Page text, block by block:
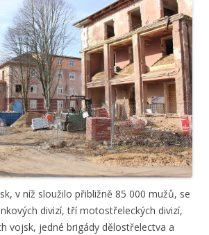
v níž sloužilo přibližně 85 000 mužů, se
divizí, tří motostřeleckých divizí,
vojsk, jedné brigády dělostřelectva a